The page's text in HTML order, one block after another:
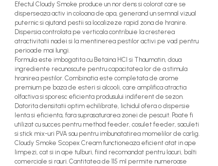
Efectul Cloudy Smoke produce un nor dens si colorat care se
disperseaza activ in coloana de apa, generand un semnal vizual
puternic si ajutand pestii sa localizeze rapid zona de hranire.
Dispersia controlata pe verticala contribuie la cresterea
atractivitatii nadei si la mentinerea pestilor activi pe vad pentru
perioade mai lungi.
Formula este imbogatita cu Betaina HCl si Thaumatin, doua
ingrediente recunoscute pentru capacitatea lor de a stimula
hranirea pestilor. Combinatia este completata de arome
premium pe baza de esteri si alcooli, care amplifica atractia
olfactiva si sporesc eficienta produsului indiferent de sezon.
Datorita densitatii optim echilibrate, lichidul ofera o dispersie
lenta si eficienta, fara suprasaturarea zonei de pescuit. Poate fi
utilizat cu succes pentru method feeder, cosulet feeder, saculeti
si stick mix-uri PVA sau pentru imbunatatirea momelilor de carlig.
Cloudy Smoke Scopex Cream functioneaza eficient atat in ape
limpezi, cat si in ape tulburi, fiind recomandat pentru lacuri, balti
comerciale si rauri. Cantitatea de 115 ml permite numeroase